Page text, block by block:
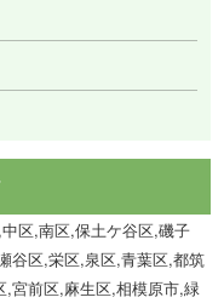
区,南区,保土ケ谷区,磯子
谷区,栄区,泉区,青葉区,都筑
宮前区,麻生区,相模原市,緑